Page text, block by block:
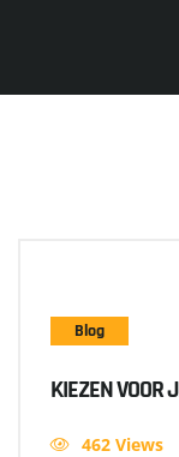
Blog
KIEZEN VOOR
462 Views